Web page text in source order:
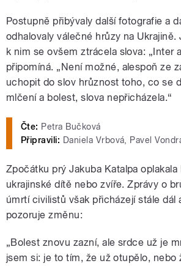
Postupně přibývaly další fotografie a
odhalovaly válečné hrůzy na Ukrajině.
k nim se ovšem ztrácela slova: „Inter
připomíná. „Není možné, alespoň ze
uchopit do slov hrůznost toho, co se
mlčení a bolest, slova nepřicházela.“
Čte: Petra Bučková
Připravili: Daniela Vrbová, Pavel
Zpočátku prý Jakuba Katalpa
ukrajinské dítě nebo zvíře. Zprávy o
úmrtí civilistů však přicházejí stále dál
pozoruje změnu:
„Bolest znovu zazní, ale srdce už je
jsem si: je to tím, že už otupělo, nebo